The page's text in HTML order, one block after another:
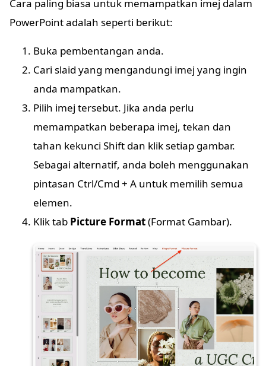
Cara paling biasa untuk memampatkan imej dalam
PowerPoint adalah seperti berikut:
Buka pembentangan anda.
Cari slaid yang mengandungi imej yang ingin
anda mampatkan.
Pilih imej tersebut. Jika anda perlu
memampatkan beberapa imej, tekan dan
tahan kekunci Shift dan klik setiap gambar.
Sebagai alternatif, anda boleh menggunakan
pintasan Ctrl/Cmd + A untuk memilih semua
elemen.
Klik tab Picture Format(Format Gambar).